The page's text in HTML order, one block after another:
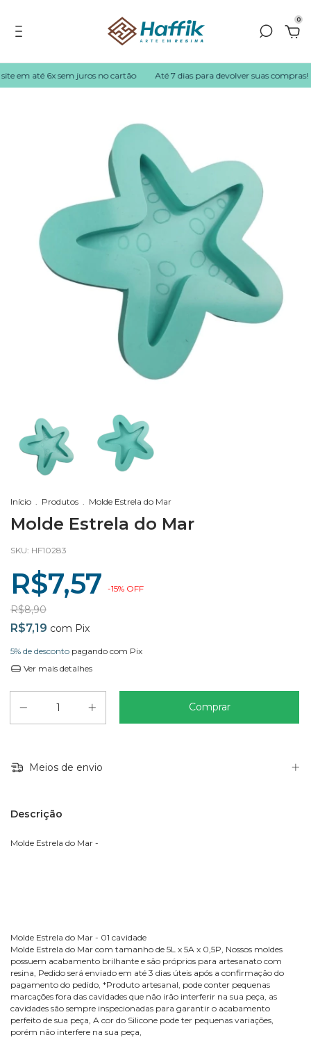
0
em até 6x sem juros no cartão Até 7 dias para devolver suas compras!
Início . Produtos . Molde Estrela do Mar
Molde Estrela do Mar
SKU: HF10283
R$7,57 -15% OFF
R$8,90
R$7,19 com Pix
5% de desconto pagando com Pix
Ver mais detalhes
Meios de envio
Descrição
Molde Estrela do Mar -
Molde Estrela do Mar - 01 cavidade
Molde Estrela do Mar com tamanho de 5L x 5A x 0,5P, Nossos moldes
possuem acabamento brilhante e são próprios para artesanato com
resina, Pedido será enviado em até 3 dias úteis após a confirmação do
pagamento do pedido, *Produto artesanal, pode conter pequenas
marcações fora das cavidades que não irão interferir na sua peça, as
cavidades são sempre inspecionadas para garantir o acabamento
perfeito de sua peça, A cor do Silicone pode ter pequenas variações,
porém não interfere na sua peça,